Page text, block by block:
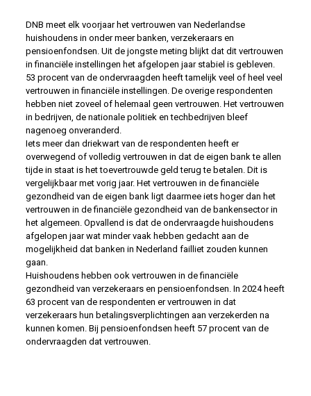
DNB meet elk voorjaar het vertrouwen van Nederlandse
huishoudens in onder meer banken, verzekeraars en
pensioenfondsen. Uit de jongste meting blijkt dat dit vertrouwen
in financiële instellingen het afgelopen jaar stabiel is gebleven.
53 procent van de ondervraagden heeft tamelijk veel of heel veel
vertrouwen in financiële instellingen. De overige respondenten
hebben niet zoveel of helemaal geen vertrouwen. Het vertrouwen
in bedrijven, de nationale politiek en techbedrijven bleef
nagenoeg onveranderd.
Iets meer dan driekwart van de respondenten heeft er
overwegend of volledig vertrouwen in dat de eigen bank te allen
tijde in staat is het toevertrouwde geld terug te betalen. Dit is
vergelijkbaar met vorig jaar. Het vertrouwen in de financiële
gezondheid van de eigen bank ligt daarmee iets hoger dan het
vertrouwen in de financiële gezondheid van de bankensector in
het algemeen. Opvallend is dat de ondervraagde huishoudens
afgelopen jaar wat minder vaak hebben gedacht aan de
mogelijkheid dat banken in Nederland failliet zouden kunnen
gaan.
Huishoudens hebben ook vertrouwen in de financiële
gezondheid van verzekeraars en pensioenfondsen. In 2024 heeft
63 procent van de respondenten er vertrouwen in dat
verzekeraars hun betalingsverplichtingen aan verzekerden na
kunnen komen. Bij pensioenfondsen heeft 57 procent van de
ondervraagden dat vertrouwen.